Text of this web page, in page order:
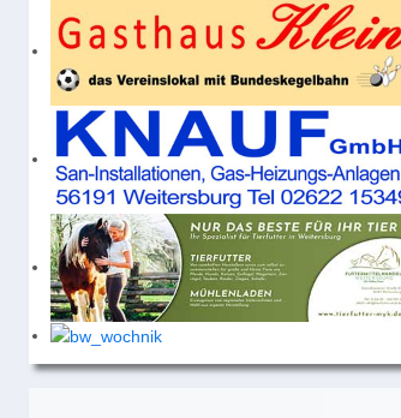
Nach Jahr
Events für
Keine Termine